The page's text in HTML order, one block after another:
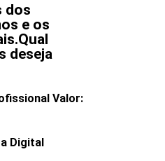
dos
e os
deseja
Valor:
Digital